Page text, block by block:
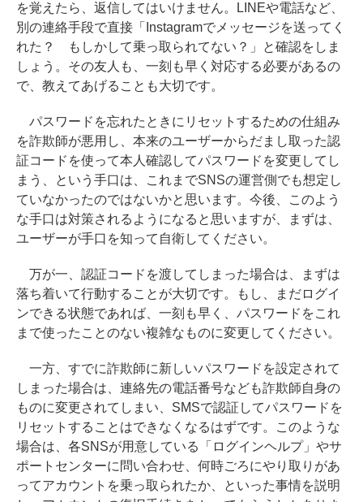
を覚えたら、返信してはいけません。LINEや電話など、
別の連絡手段で直接「Instagramでメッセージを送ってく
れた？ もしかして乗っ取られてない？」と確認をしま
しょう。その友人も、一刻も早く対応する必要があるの
で、教えてあげることも大切です。
パスワードを忘れたときにリセットするための仕組み
を詐欺師が悪用し、本来のユーザーからだまし取った認
証コードを使って本人確認してパスワードを変更してし
まう、という手口は、これまでSNSの運営側でも想定し
ていなかったのではないかと思います。今後、このよう
な手口は対策されるようになると思いますが、まずは、
ユーザーが手口を知って自衛してください。
万が一、認証コードを渡してしまった場合は、まずは
落ち着いて行動することが大切です。もし、まだログイ
ンできる状態であれば、一刻も早く、パスワードをこれ
まで使ったことのない複雑なものに変更してください。
一方、すでに詐欺師に新しいパスワードを設定されて
しまった場合は、連絡先の電話番号なども詐欺師自身の
ものに変更されてしまい、SMSで認証してパスワードを
リセットすることはできなくなるはずです。このような
場合は、各SNSが用意している「ログインヘルプ」やサ
ポートセンターに問い合わせ、何時ごろにやり取りがあ
ってアカウントを乗っ取られたか、といった事情を説明